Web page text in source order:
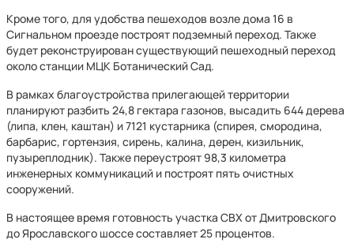
Кроме того, для удобства пешеходов возле дома 16 в
Сигнальном проезде построят подземный переход. Также
будет реконструирован существующий пешеходный переход
около станции МЦК Ботанический Сад.
В рамках благоустройства прилегающей территории
планируют разбить 24,8 гектара газонов, высадить 644 дерева
(липа, клен, каштан) и 7121 кустарника (спирея, смородина,
барбарис, гортензия, сирень, калина, дерен, кизильник,
пузыреплодник). Также переустроят 98,3 километра
инженерных коммуникаций и построят пять очистных
сооружений.
В настоящее время готовность участка СВХ от Дмитровского
до Ярославского шоссе составляет 25 процентов.